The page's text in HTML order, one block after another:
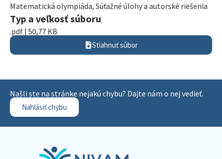
Matematická olympiáda, Súťažné úlohy a autorské riešenia
Typ a veľkosť súboru
.pdf | 50,77 KB
Stiahnuť súbor
Našli ste na stránke nejakú chybu? Dajte nám o nej vedieť.
Nahlásiť chybu